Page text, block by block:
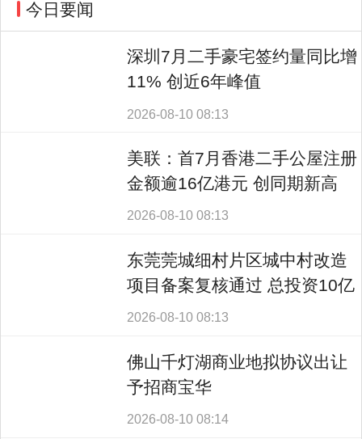
今日要闻
深圳7月二手豪宅签约量同比增
11% 创近6年峰值
2026-08-10 08:13
美联：首7月香港二手公屋注册
金额逾16亿港元 创同期新高
2026-08-10 08:13
东莞莞城细村片区城中村改造
项目备案复核通过 总投资10亿
元
2026-08-10 08:13
佛山千灯湖商业地拟协议出让
予招商宝华
2026-08-10 08:14